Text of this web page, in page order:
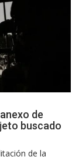
de
buscado
de la